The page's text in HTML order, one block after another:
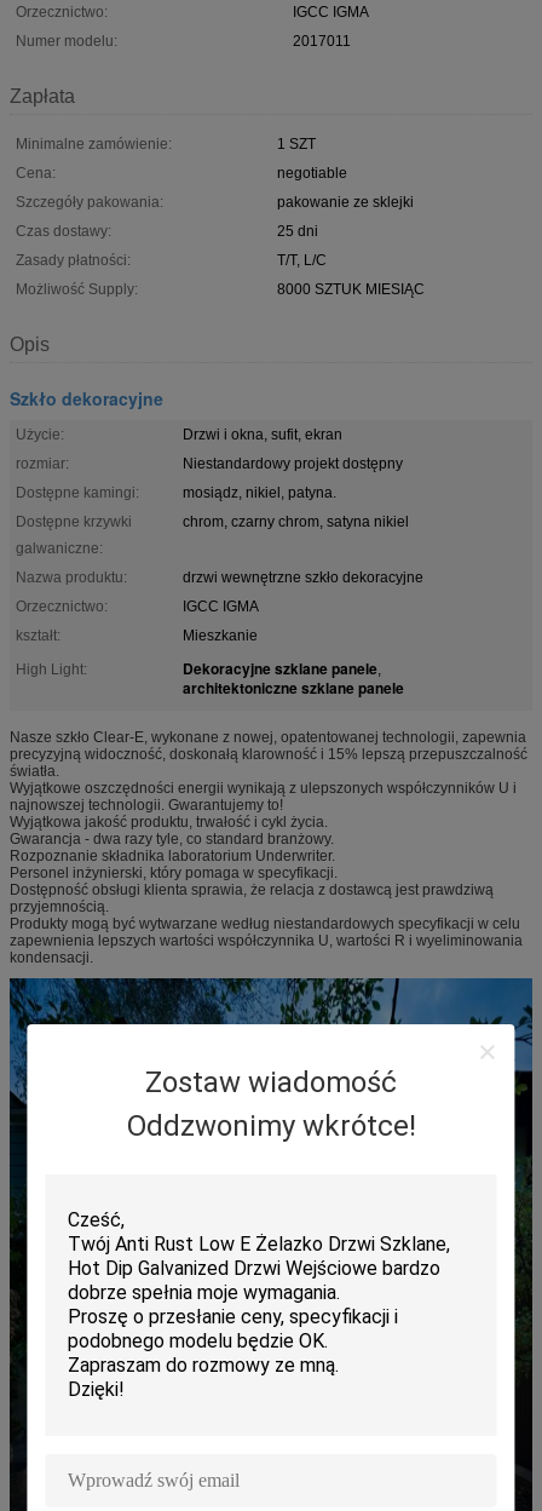
Zostaw wiadomość
Oddzwonimy wkrótce!
Orzecznictwo:
IGCC IGMA
Numer modelu:
2017011
Zapłata
Minimalne zamówienie:
1 SZT
Cena:
negotiable
Szczegóły pakowania:
pakowanie ze sklejki
Czas dostawy:
25 dni
Zasady płatności:
T/T, L/C
Możliwość Supply:
8000 SZTUK MIESIĄC
Opis
Szkło dekoracyjne
Użycie:
Drzwi i okna, sufit, ekran
rozmiar:
Niestandardowy projekt dostępny
Dostępne kamingi:
mosiądz, nikiel, patyna.
Dostępne krzywki
galwaniczne:
chrom, czarny chrom, satyna nikiel
Nazwa produktu:
drzwi wewnętrzne szkło dekoracyjne
Orzecznictwo:
IGCC IGMA
kształt:
Mieszkanie
High Light:
Dekoracyjne szklane panele,
architektoniczne szklane panele
Nasze szkło Clear-E, wykonane z nowej, opatentowanej technologii, zapewnia
precyzyjną widoczność, doskonałą klarowność i 15% lepszą przepuszczalność
światła.
Wyjątkowe oszczędności energii wynikają z ulepszonych współczynników U i
najnowszej technologii. Gwarantujemy to!
Wyjątkowa jakość produktu, trwałość i cykl życia.
Gwarancja - dwa razy tyle, co standard branżowy.
Rozpoznanie składnika laboratorium Underwriter.
Personel inżynierski, który pomaga w specyfikacji.
Dostępność obsługi klienta sprawia, że ​​relacja z dostawcą jest prawdziwą
przyjemnością.
Produkty mogą być wytwarzane według niestandardowych specyfikacji w celu
zapewnienia lepszych wartości współczynnika U, wartości R i wyeliminowania
kondensacji.